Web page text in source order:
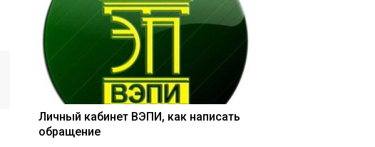
Личный кабинет ВЭПИ, как написать
обращение